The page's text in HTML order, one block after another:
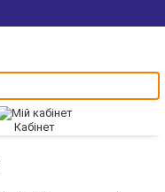
Кабінет